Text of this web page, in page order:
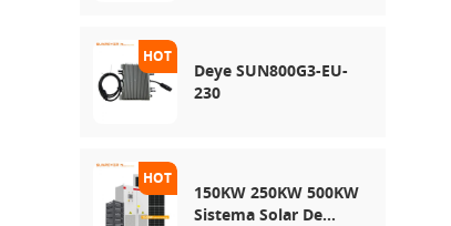
Deye SUN800G3-EU-
230
150KW 250KW 500KW
Sistema Solar De